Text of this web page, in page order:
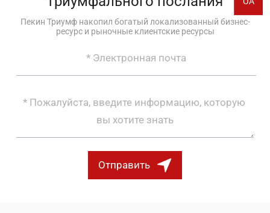
Пекин Триумф накопил богатый локализованный бизнес-
ресурс и рыночные клиентские ресурсы
Отправить